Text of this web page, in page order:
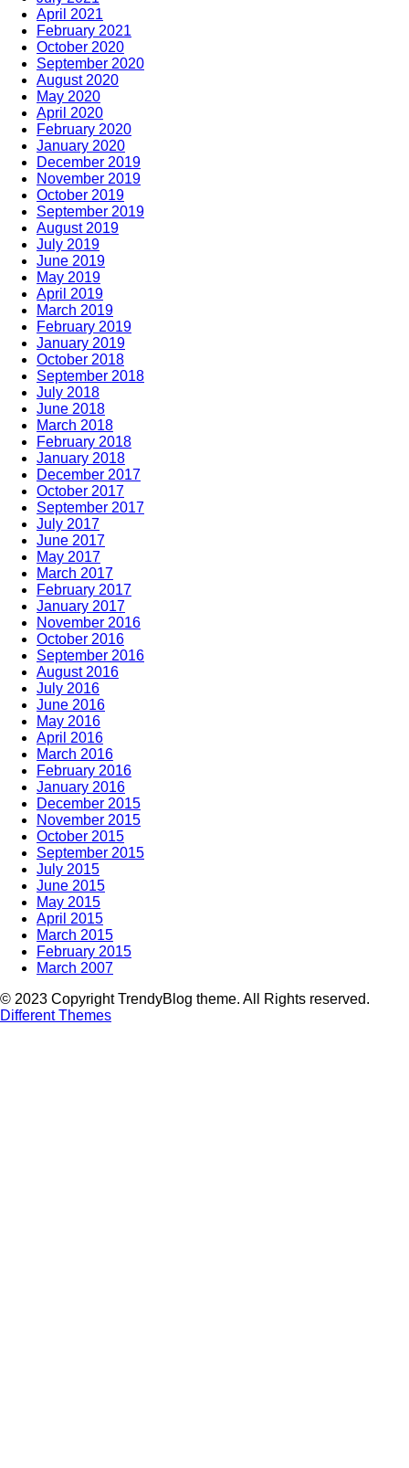
April 2021
February 2021
October 2020
September 2020
August 2020
May 2020
April 2020
February 2020
January 2020
December 2019
November 2019
October 2019
September 2019
August 2019
July 2019
June 2019
May 2019
April 2019
March 2019
February 2019
January 2019
October 2018
September 2018
July 2018
June 2018
March 2018
February 2018
January 2018
December 2017
October 2017
September 2017
July 2017
June 2017
May 2017
March 2017
February 2017
January 2017
November 2016
October 2016
September 2016
August 2016
July 2016
June 2016
May 2016
April 2016
March 2016
February 2016
January 2016
December 2015
November 2015
October 2015
September 2015
July 2015
June 2015
May 2015
April 2015
March 2015
February 2015
March 2007
© 2023 Copyright TrendyBlog theme. All Rights reserved.
Different Themes